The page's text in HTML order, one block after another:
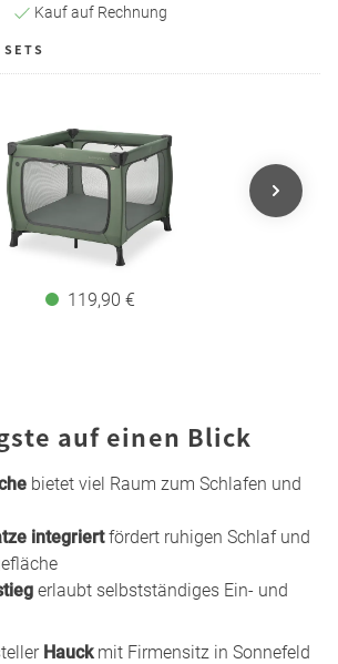
Kauf auf Rechnung
SETS
119,90 €
auf einen Blick
bietet viel Raum zum Schlafen und
integriertfördert ruhigen Schlaf und
erlaubt selbstständiges Ein- und
Hauckmit Firmensitz in Sonnefeld